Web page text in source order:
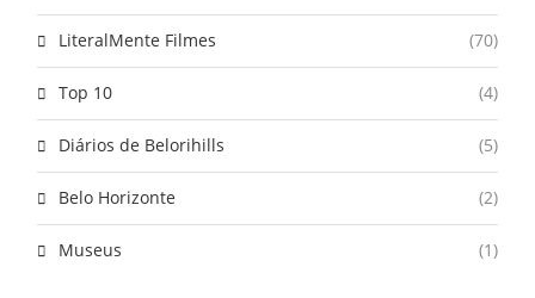
LiteralMente Filmes (70)
Top 10 (4)
Diários de Belorihills (5)
Belo Horizonte (2)
Museus (1)